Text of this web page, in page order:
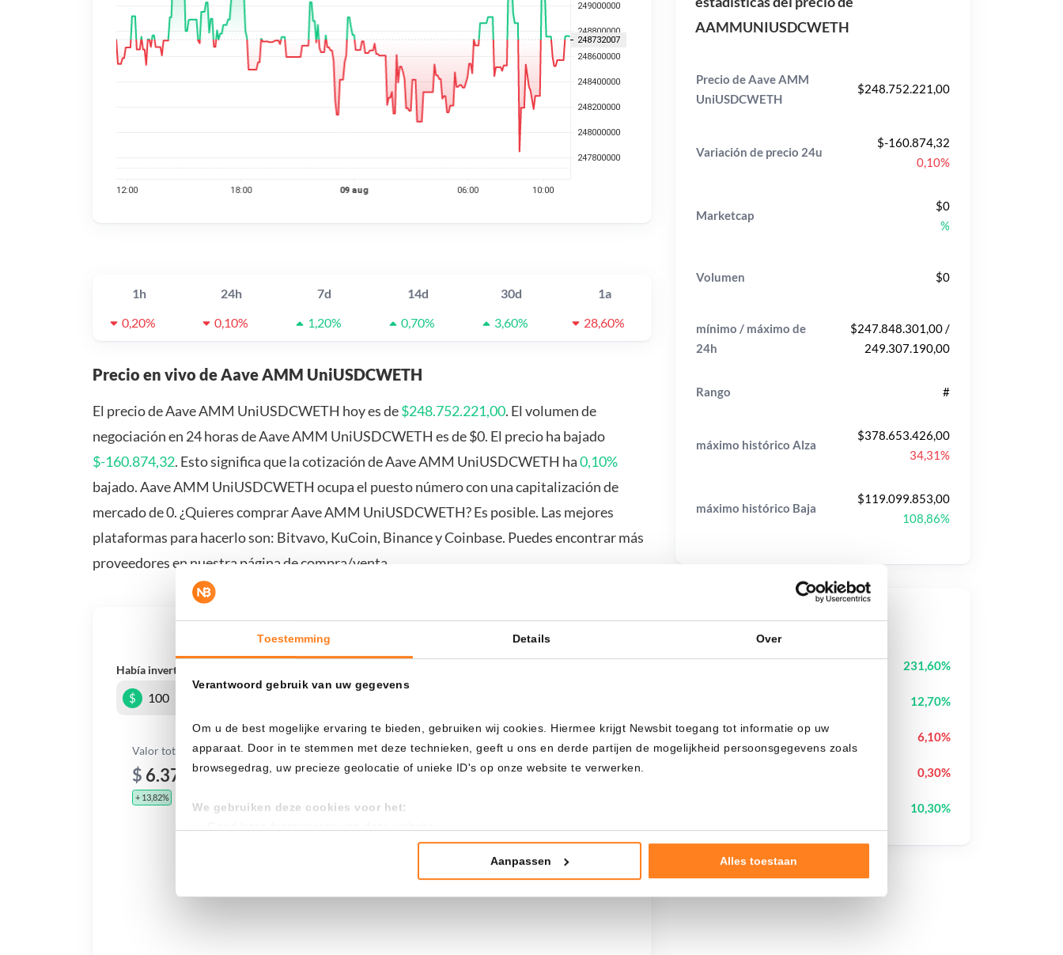
Toestemming Details Over
Verantwoord gebruik van uw gegevens
Om u de best mogelijke ervaring te bieden, gebruiken wij cookies. Hiermee krijgt Newsbit toegang tot informatie op uw
apparaat. Door in te stemmen met deze technieken, geeft u ons en derde partijen de mogelijkheid persoonsgegevens zoals
browsegedrag, uw precieze geolocatie of unieke ID's op onze website te verwerken.
We gebruiken deze cookies voor het:
Klik hieronder om ons toestemming te geven om deze technieken te gebruiken voor bovenstaande doelen of maak
Aanpassen Alles toestaan
1h 24h 7d 14d 30d
1a
0,20%
0,10% 1,20% 0,70% 3,60% 28,60%
Precio en vivo de Aave AMM UniUSDCWETH
El precio de Aave AMM UniUSDCWETH hoy es de$248.752.221,00. El volumen de
negociación en 24 horas de Aave AMM UniUSDCWETH es de $0. El precio ha bajado
$-160.874,32. Esto significa que la cotización de Aave AMM UniUSDCWETH ha0,10%
bajado. Aave AMM UniUSDCWETH ocupa el puesto número con una capitalización de
mercado de 0. ¿Quieres comprar Aave AMM UniUSDCWETH? Es posible. Las mejores
plataformas para hacerlo son: Bitvavo, KuCoin, Binance y Coinbase. Puedes encontrar más
proveedores en nuestra página de compra/venta.
¿Qué pasa si…?
Había invertido
$
Valor total
$ 6.374,13
+ 13,82%
Inversión total
$ 5.600,00
AAMMUNIUSDCWETH
Precio de Aave AMM
UniUSDCWETH
$248.752.221,00
Variación de precio 24u
$-160.874,32
0,10%
Marketcap
$0
%
Volumen $0
mínimo / máximo de
24h
$247.848.301,00 /
249.307.190,00
Rango #
máximo histórico Alza
$378.653.426,00
34,31%
máximo histórico Baja
$119.099.853,00
108,86%
Precios populares
231,60%
12,70%
Biconomy BICO 6,10%
0,30%
10,30%